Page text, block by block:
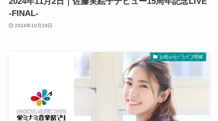
‐FINAL-
2024年10月19日
お知らせ / ライブ情報